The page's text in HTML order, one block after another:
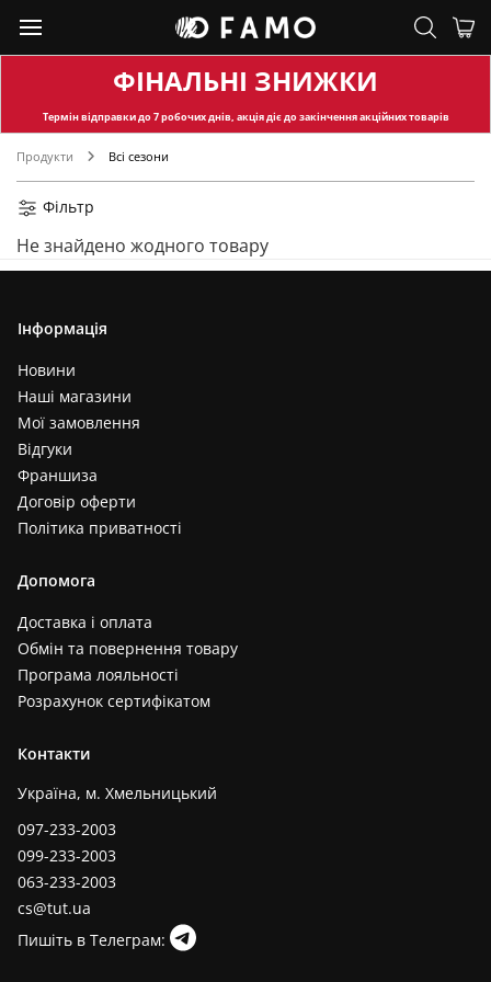
ФІНАЛЬНІ ЗНИЖКИ
Термін відправкидо 7 робочих днів, акція діє до закінчення акційних товарів
Продукти Всі сезони
Фільтр
Не знайдено жодного товару
Інформація
Новини
Наші магазини
Мої замовлення
Відгуки
Франшиза
Договір оферти
Політика приватності
Допомога
Доставка і оплата
Обмін та повернення товару
Програма лояльності
Розрахунок сертифікатом
Контакти
Україна, м. Хмельницький
097-233-2003
099-233-2003
063-233-2003
cs@tut.ua
Пишіть в Телеграм: